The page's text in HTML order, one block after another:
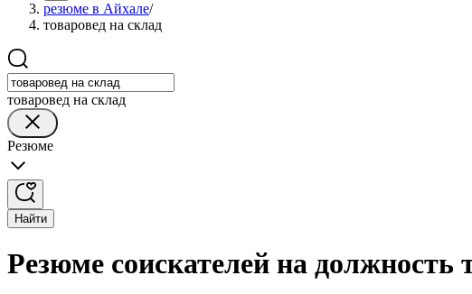
резюме в Айхале/
товаровед на склад
товаровед на склад
Резюме
Найти
Резюме соискателей на должность